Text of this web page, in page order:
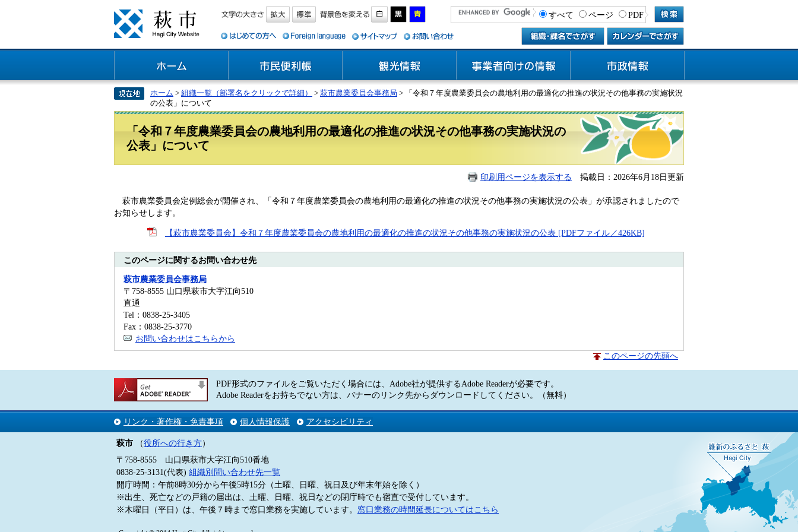
すべて ページ PDF
ホーム > 組織一覧（部署名をクリックで詳細） > 萩市農業委員会事務局 > 「令和７年度農業委員会の農地利用の最適化の推進の状況その他事務の実施状況
の公表」について
「令和７年度農業委員会の農地利用の最適化の推進の状況その他事務の実施状況の
公表」について
印刷用ページを表示する 掲載日：2026年6月18日更新
萩市農業委員会定例総会が開催され、「令和７年度農業委員会の農地利用の最適化の推進の状況その他事務の実施状況の公表」が承認されましたので
お知らせします。
【萩市農業委員会】令和７年度農業委員会の農地利用の最適化の推進の状況その他事務の実施状況の公表 [PDFファイル／426KB]
このページに関するお問い合わせ先
萩市農業委員会事務局
〒758-8555 山口県萩市大字江向510
直通
Tel：0838-25-3405
Fax：0838-25-3770
お問い合わせはこちらから
このページの先頭へ
PDF形式のファイルをご覧いただく場合には、Adobe社が提供するAdobe Readerが必要です。
Adobe Readerをお持ちでない方は、バナーのリンク先からダウンロードしてください。（無料）
リンク・著作権・免責事項 個人情報保護 アクセシビリティ
萩市 （役所への行き方）
〒758-8555 山口県萩市大字江向510番地
0838-25-3131(代表) 組織別問い合わせ先一覧
開庁時間：午前8時30分から午後5時15分（土曜、日曜、祝日及び年末年始を除く）
※出生、死亡などの戸籍の届出は、土曜、日曜、祝日などの閉庁時でも宿直で受付しています。
※木曜日（平日）は、午後７時まで窓口業務を実施しています。 窓口業務の時間延長についてはこちら